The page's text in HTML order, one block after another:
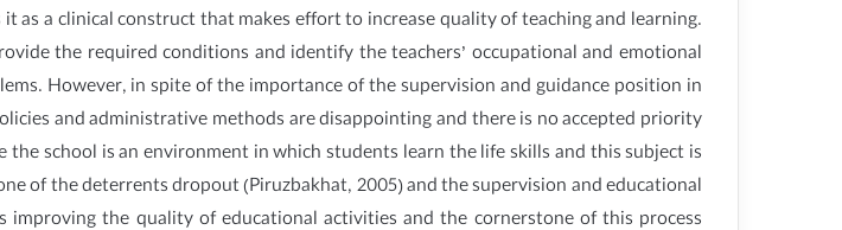
as a clinical construct that makes effort to increase quality of teaching and learning.
the required conditions and identify the teachers’ occupational and emotional
However, in spite of the importance of the supervision and guidance position in
and administrative methods are disappointing and there is no accepted priority
school is an environment in which students learn the life skills and this subject is
of the deterrents dropout (Piruzbakhat, 2005) and the supervision and educational
the quality of educational activities and the cornerstone of this process